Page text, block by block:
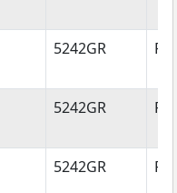
5242GR
5242GR
5242GR